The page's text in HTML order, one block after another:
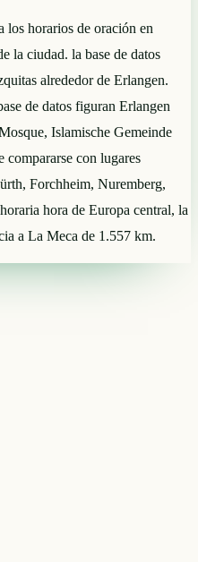
los horarios de oración en
la ciudad. la base de datos
alrededor de Erlangen.
de datos figuran Erlangen
Islamische Gemeinde
compararse con lugares
Forchheim, Nuremberg,
hora de Europa central, la
a La Meca de 1.557 km.